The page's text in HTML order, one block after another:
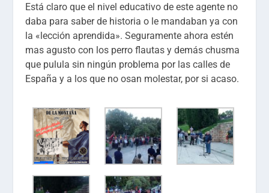
Está claro que el nivel educativo de este agente no
daba para saber de historia o le mandaban ya con
la «lección aprendida». Seguramente ahora estén
mas agusto con los perro flautas y demás chusma
que pulula sin ningún problema por las calles de
España y a los que no osan molestar, por si acaso.